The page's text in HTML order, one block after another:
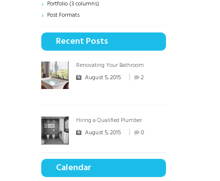
Portfolio (3 columns)
Post Formats
Recent Posts
Renovating Your Bathroom
August 5, 2015
2
Hiring a Qualified Plumber
August 5, 2015
0
Calendar